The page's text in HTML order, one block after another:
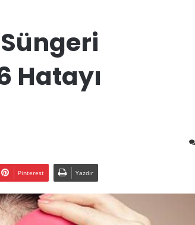
Hatayı
Pinterest Yazdır